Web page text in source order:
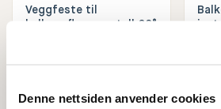
Denne nettsiden anvender cookies
Veggfeste til
balkongflagg, metall 60°